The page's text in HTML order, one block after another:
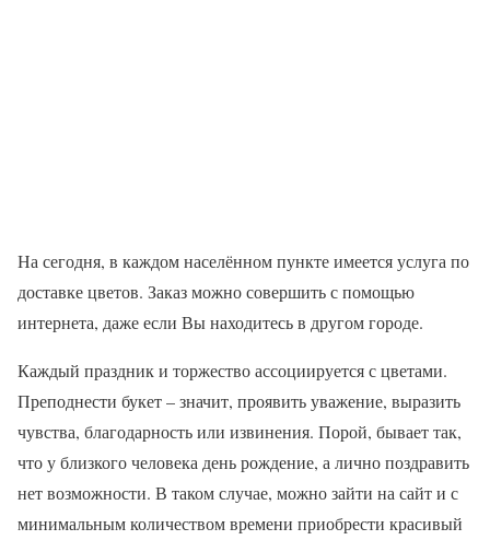
На сегодня, в каждом населённом пункте имеется услуга по
доставке цветов. Заказ можно совершить с помощью
интернета, даже если Вы находитесь в другом городе.
Каждый праздник и торжество ассоциируется с цветами.
Преподнести букет – значит, проявить уважение, выразить
чувства, благодарность или извинения. Порой, бывает так,
что у близкого человека день рождение, а лично поздравить
нет возможности. В таком случае, можно зайти на сайт и с
минимальным количеством времени приобрести красивый